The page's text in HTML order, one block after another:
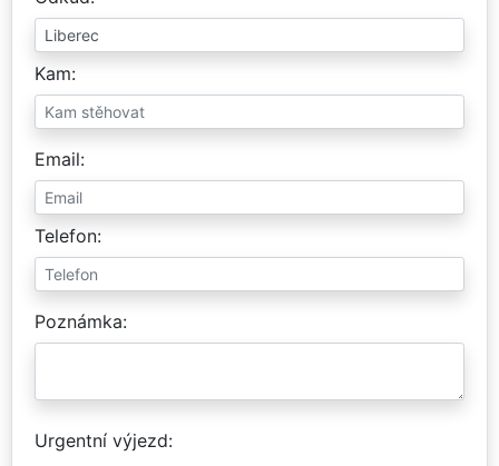
Kam
Email
Telefon
Poznámka
Urgentní výjezd